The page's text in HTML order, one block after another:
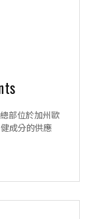
部位於加州歐
成分的供應